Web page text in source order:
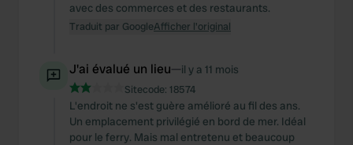
avec des commerces et des restaurants.
Traduit par GoogleAfficher l'original
J'ai évalué un lieu—il y a 11 mois
Sitecode: 18574
L'endroit ne s'est guère amélioré au fil des ans.
Un emplacement privilégié en bord de mer. Idéal
pour le ferry. Mais mal entretenu et beaucoup